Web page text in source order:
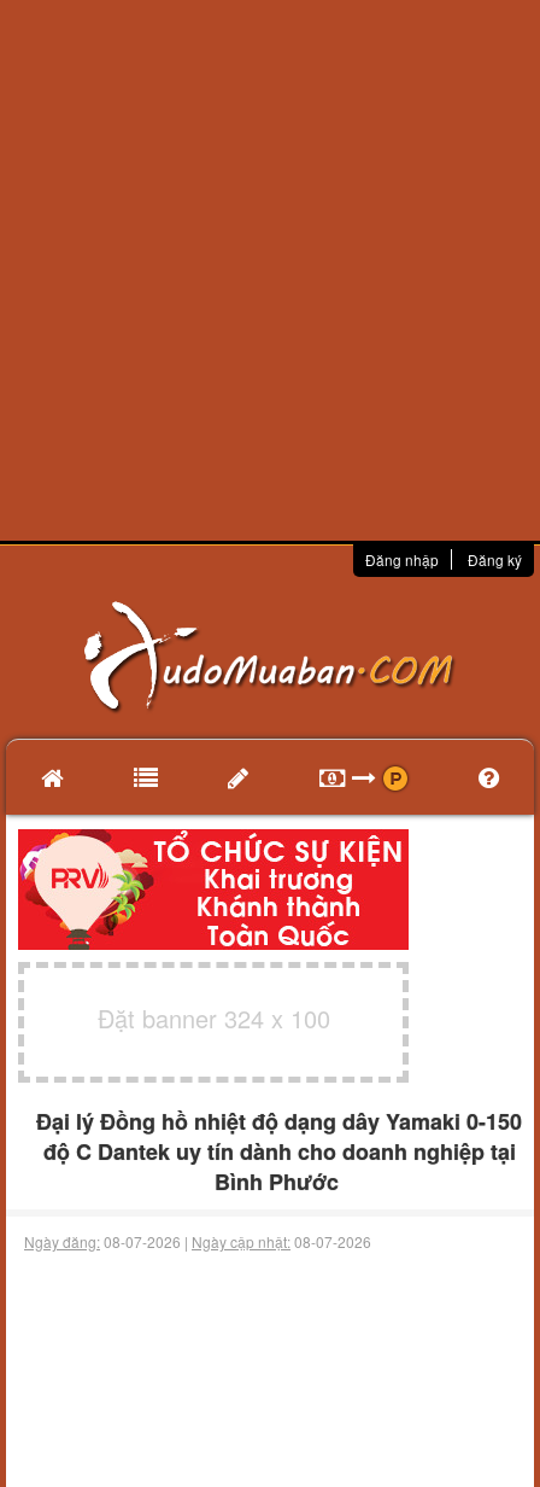
Đăng nhập Đăng ký
Đặt banner 324 x 100
Đại lý Đồng hồ nhiệt độ dạng dây Yamaki 0-150
độ C Dantek uy tín dành cho doanh nghiệp tại
Bình Phước
Ngày đăng:08-07-2026 | Ngày cập nhật:08-07-2026